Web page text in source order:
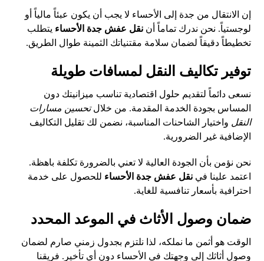
إن الانتقال من جدة إلى الأحساء لا يجب أن يكون عبئاً مالياً أو
لوجستياً. نحن ندرك تماماً أننقل عفش جدة الأحساء يتطلب
تخطيطاً دقيقاً لضمان سلامة مقتنياتك الثمينة طوال الطريق.
توفير تكاليف النقل لمسافات طويلة
نسعى دائماً لتقديم حلول اقتصادية تناسب ميزانيتك دون
المساس بجودة الخدمة المقدمة. من خلالتحسين مسارات
النقل واختيار الشاحنات المناسبة، نضمن لك تقليل التكاليف
الإضافية غير الضرورية.
نحن نؤمن بأن الجودة العالية لا تعني بالضرورة تكلفة باهظة.
اعتمد علينا فينقل عفش جدة الأحساء للحصول على خدمة
احترافية بأسعار تنافسية للغاية.
ضمان وصول الأثاث في الموعد المحدد
الوقت هو أثمن ما نملكه، لذا نلتزم بجدول زمني صارم لضمان
وصول أثاثك إلى وجهتك في الأحساء دون أي تأخير. فريقنا